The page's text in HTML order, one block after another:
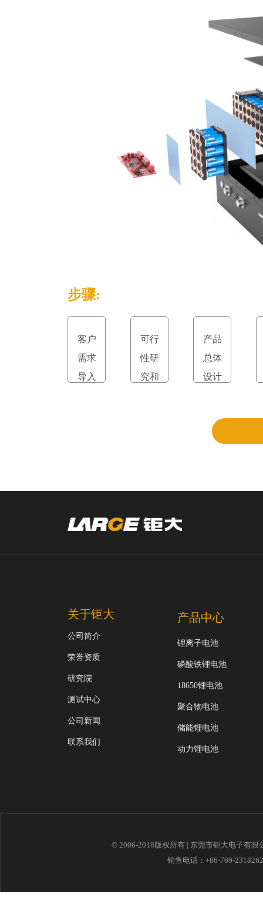
步骤:
客户
需求
导入
可行
性研
究和
产品
总体
设计
关于钜大
公司简介
荣誉资质
研究院
测试中心
公司新闻
联系我们
产品中心
锂离子电池
磷酸铁锂电池
18650锂电池
聚合物电池
储能锂电池
动力锂电池
© 2006-2018版权所有 | 东莞市钜大电子有
销售电话：+86-769-